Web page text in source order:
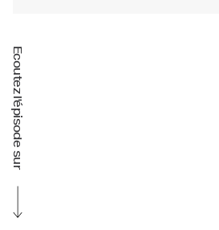
Ecoutez l'épisode sur